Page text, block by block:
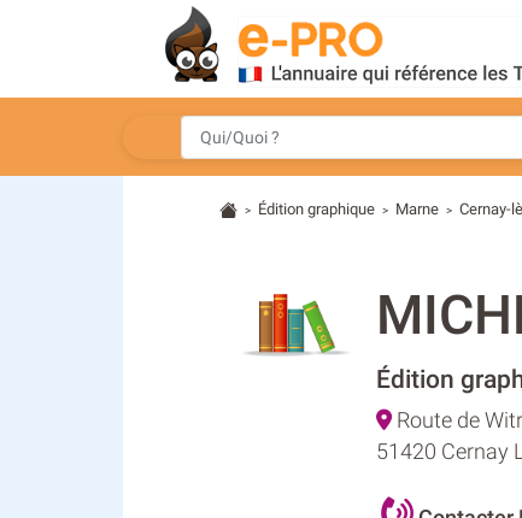
> Édition graphique > Marne > Cernay-
Édition
Route de
51420 Cernay